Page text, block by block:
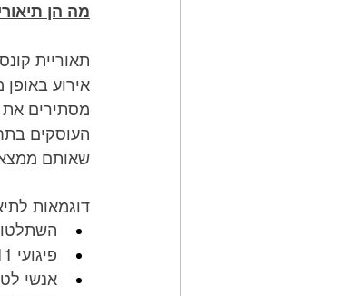
מה הן
תאוריית
אירוע
מסתירים את
העוסקים
שאותם
דוגמאות
פיגועי 11 בספטמבר
אנשי